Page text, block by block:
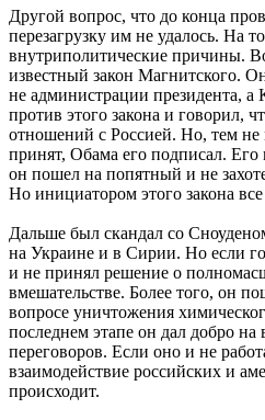
Другой вопрос, что до конца
перезагрузку им не удалось. На
внутриполитические причины.
известный закон Магнитского.
не администрации президента, а
против этого закона и говорил,
отношений с Россией. Но, тем не
принят, Обама его подписал.
он пошел на попятный и не
Но инициатором этого закона
Дальше был скандал со
на Украине и в Сирии. Но если
и не принял решение о
вмешательстве. Более того, он
вопросе уничтожения
последнем этапе он дал добро
переговоров. Если оно и не
взаимодействие российских и
происходит.